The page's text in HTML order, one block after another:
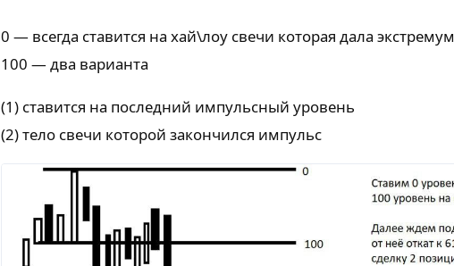
0 — всегда ставится на хай\лоу свечи которая дала экстремум
100 — два варианта
(1) ставится на последний импульсный уровень
(2) тело свечи которой закончился импульс